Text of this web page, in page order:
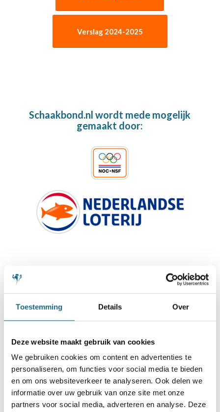
Toestemming Details Over
Deze website maakt gebruik van cookies
We gebruiken cookies om content en advertenties te
personaliseren, om functies voor social media te bieden
en om ons websiteverkeer te analyseren. Ook delen we
informatie over uw gebruik van onze site met onze
partners voor social media, adverteren en analyse. Deze
Verslag 2024-2025
Schaakbond.nl wordt mede mogelijk
gemaakt door: